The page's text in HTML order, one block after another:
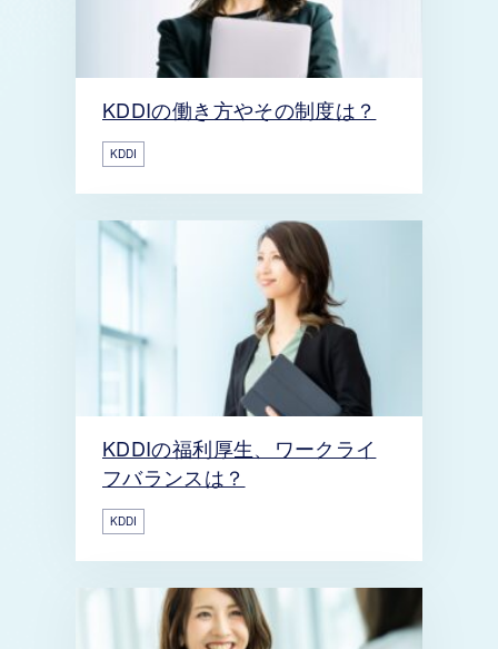
KDDIの働き方やその制度は？
KDDI
KDDIの福利厚生、ワークライ
フバランスは？
KDDI